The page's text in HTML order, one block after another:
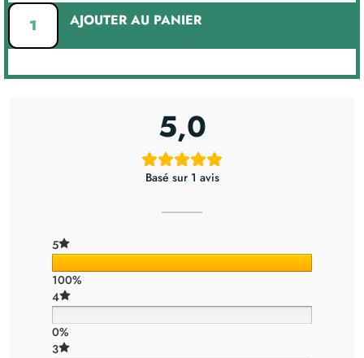
AJOUTER AU PANIER
5,0
Basé sur 1 avis
5
100%
4
0%
3